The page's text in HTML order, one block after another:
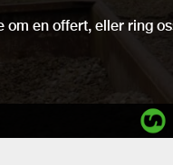
en offert, eller ring